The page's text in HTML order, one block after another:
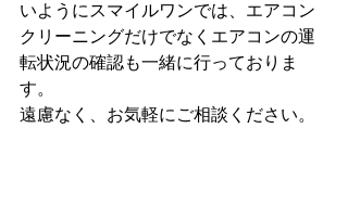
いようにスマイルワンでは、エアコン
クリーニングだけでなくエアコンの運
転状況の確認も一緒に行っておりま
す。
遠慮なく、お気軽にご相談ください。